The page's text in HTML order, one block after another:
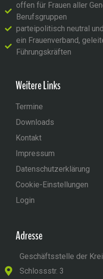
offen für Frauen aller
Berufsgruppen
parteipolitisch neutral
ein Frauenverband,
Führungskräften
Weitere Links
Termine
Downloads
Kontakt
Impressum
Datenschutzerklärung
Cookie-Einstellungen
Login
Adresse
Geschäftsstelle der
Schlossstr. 3